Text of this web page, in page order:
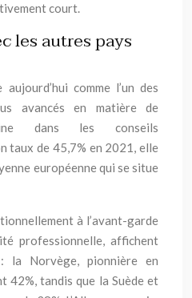
court.
les autres pays
comme l’un des
avancés en matière de
dans les conseils
taux de 45,7% en 2021, elle
européenne qui se situe
à l’avant-garde
professionnelle, affichent
la Norvège, pionnière en
42%, tandis que la Suède et